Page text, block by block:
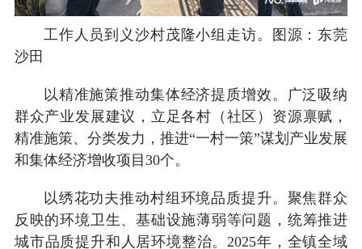
工作人员到义沙村茂隆小组走访。图源：东莞
沙田
以精准施策推动集体经济提质增效。广泛吸纳
群众产业发展建议，立足各村（社区）资源禀赋，
精准施策、分类发力，推进“一村一策”谋划产业发展
和集体经济增收项目30个。
以绣花功夫推动村组环境品质提升。聚焦群众
反映的环境卫生、基础设施薄弱等问题，统筹推进
城市品质提升和人居环境整治。2025年，全镇全域